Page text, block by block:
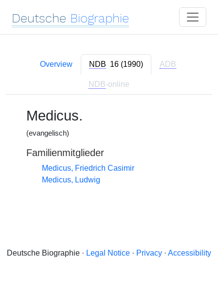
Deutsche Biographie
Overview NDB 16 (1990) ADB
NDB-online
Medicus.
(evangelisch)
Familienmitglieder
Medicus, Friedrich Casimir
Medicus, Ludwig
Deutsche Biographie · Legal Notice · Privacy · Accessibility